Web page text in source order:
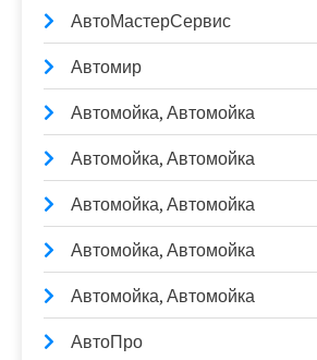
АвтоМастерСервис
Автомир
Автомойка, Автомойка
Автомойка, Автомойка
Автомойка, Автомойка
Автомойка, Автомойка
Автомойка, Автомойка
АвтоПро